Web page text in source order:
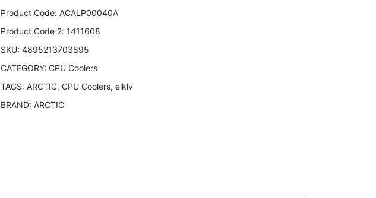
ACALP00040A
quantity
Product Code: ACALP00040A
Product Code 2: 1411608
SKU: 4895213703895
CATEGORY: CPU Coolers
TAGS: ARCTIC, CPU Coolers, elklv
BRAND: ARCTIC